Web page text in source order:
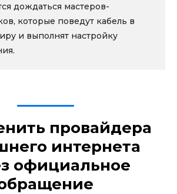
дождаться мастеров-
которые поведут кабель в
и выполнят настройку
провайдера
интернета
официальное